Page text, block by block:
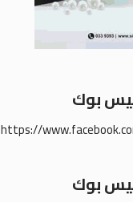
بوك
https://
بوك